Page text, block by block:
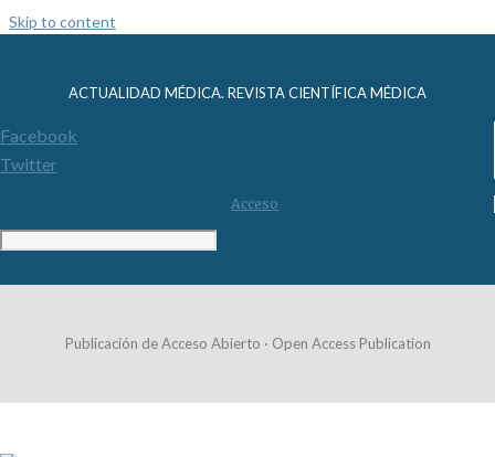
Skip to content
ACTUALIDAD MÉDICA. REVISTA CIENTÍFICA MÉDICA
Facebook
Twitter
Acceso
Publicación de Acceso Abierto · Open Access Publication